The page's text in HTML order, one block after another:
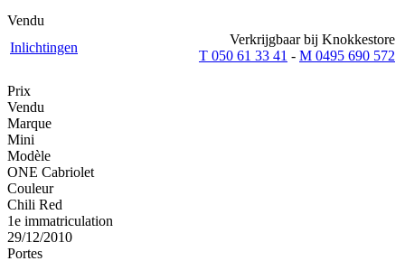
Vendu
Inlichtingen
Verkrijgbaar bij Knokkestore
T 050 61 33 41 - M 0495 690 572
Prix
Vendu
Marque
Mini
Modèle
ONE Cabriolet
Couleur
Chili Red
1e immatriculation
29/12/2010
Portes